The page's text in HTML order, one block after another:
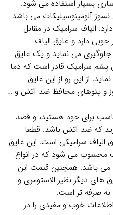
بسیار استفاده می شود.
آلومینوسیلیکات می باشد
الیاف سرامیک در مقابل
دارد و عایق الیاف
می نماید و یک عایق
سرامیک قادر است که دما
نماید. از این رو از این عایق
و پتوهای محافظ ضد آتش و …
برای خود هستید، و قصد
که ضد آتش باشد. قطعا
الیاف سرامیکی است. این عایق
محسوب می شود که در انواع
می باشد. همچنین قیمت این
های دیگر نظیر الاستومری و
به صرفه تر است.
اطلاعات خوب و مفیدی را در